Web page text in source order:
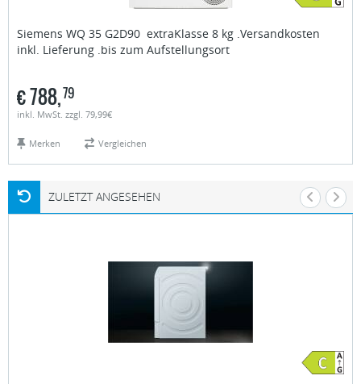
Siemens WQ 35 G2D90 extraKlasse 8 kg .Versandkosten
inkl. Lieferung .bis zum Aufstellungsort
€788,79
inkl. MwSt. zzgl. 79,99€
Merken Vergleichen
ZULETZT ANGESEHEN